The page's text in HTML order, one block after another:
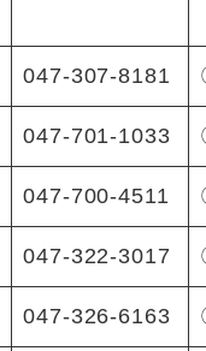
047-307-8181
047-701-1033
047-700-4511
047-322-3017
047-326-6163